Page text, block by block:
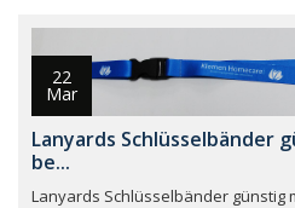
22
Mar
Lanyards Schlüsselbänder
be...
Lanyards Schlüsselbänder günstig